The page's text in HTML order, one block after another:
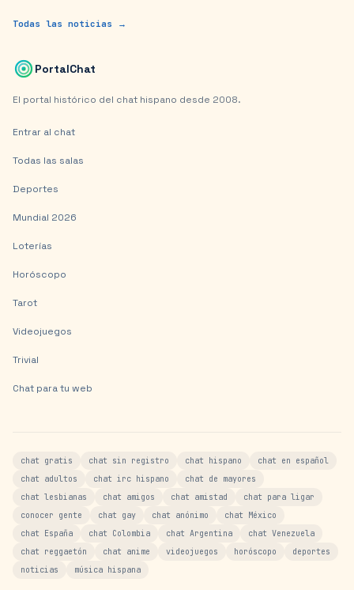
Todas las noticias →
PortalChat
El portal histórico del chat hispano desde 2008.
Entrar al chat
Todas las salas
Deportes
Mundial 2026
Loterías
Horóscopo
Tarot
Videojuegos
Trivial
Chat para tu web
chat gratis chat sin registro chat hispano
chat en español
chat adultos
chat irc hispano
chat de mayores
chat lesbianas
chat amigos chat amistad
chat para ligar
conocer gente
chat gay chat anónimo
chat México
chat España
chat Colombia chat Argentina
chat Venezuela
chat reggaetón
chat anime videojuegos horóscopo
deportes
noticias
música hispana